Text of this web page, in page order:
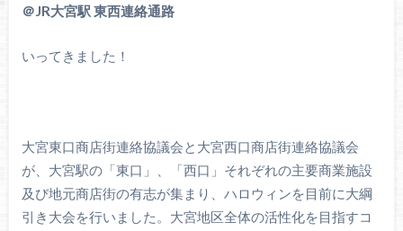
＠JR大宮駅 東西連絡通路
いってきました！
⼤宮東⼝商店街連絡協議会と⼤宮⻄⼝商店街連絡協議会
が、⼤宮駅の「東⼝」、「⻄⼝」それぞれの主要商業施設
及び地元商店街の有志が集まり、ハロウィンを目前に⼤綱
引き⼤会を⾏いました。大宮地区全体の活性化を目指すコ